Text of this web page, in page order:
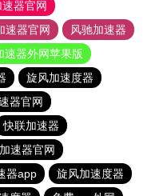
器官网
速器官网
风驰加速器
速器外网苹果版
旋风加速度器
器官网
快联加速器
速器官网
器app
旋风加速度器